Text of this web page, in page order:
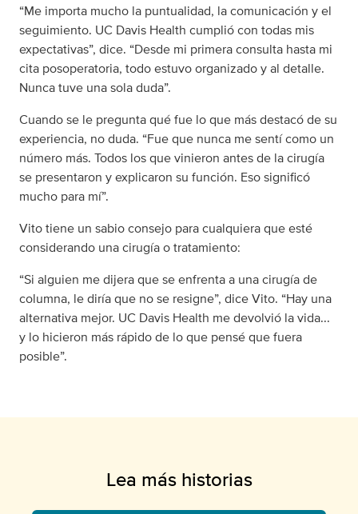
“Me importa mucho la puntualidad, la comunicación y el
seguimiento. UC Davis Health cumplió con todas mis
expectativas”, dice. “Desde mi primera consulta hasta mi
cita posoperatoria, todo estuvo organizado y al detalle.
Nunca tuve una sola duda”.
Cuando se le pregunta qué fue lo que más destacó de su
experiencia, no duda. “Fue que nunca me sentí como un
número más. Todos los que vinieron antes de la cirugía
se presentaron y explicaron su función. Eso significó
mucho para mí”.
Vito tiene un sabio consejo para cualquiera que esté
considerando una cirugía o tratamiento:
“Si alguien me dijera que se enfrenta a una cirugía de
columna, le diría que no se resigne”, dice Vito. “Hay una
alternativa mejor. UC Davis Health me devolvió la vida...
y lo hicieron más rápido de lo que pensé que fuera
posible”.
Lea más historias